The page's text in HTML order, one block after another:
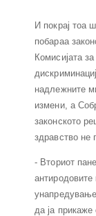
И покрај тоа
побараа
Комисијата
надлежните
измени, а
законското
здравство не
- Вториот
да ја